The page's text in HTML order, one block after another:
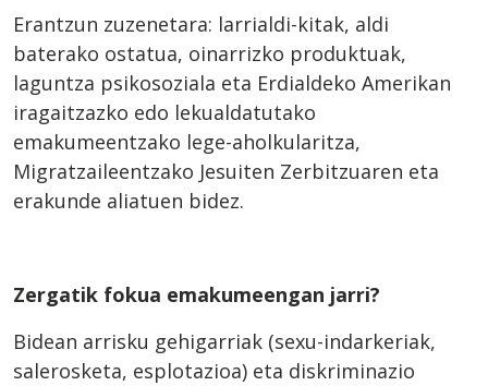
Erantzun zuzenetara: larrialdi-kitak, aldi
baterako ostatua, oinarrizko produktuak,
laguntza psikosoziala eta Erdialdeko Amerikan
iragaitzazko edo lekualdatutako
emakumeentzako lege-aholkularitza,
Migratzaileentzako Jesuiten Zerbitzuaren eta
erakunde aliatuen bidez.
Zergatik fokua emakumeengan jarri?
Bidean arrisku gehigarriak (sexu-indarkeriak,
salerosketa, esplotazioa) eta diskriminazio